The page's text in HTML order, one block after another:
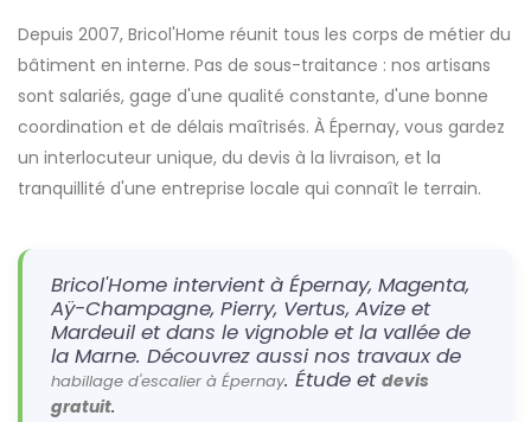
Depuis 2007, Bricol'Home réunit tous les corps de métier du
bâtiment en interne. Pas de sous-traitance : nos artisans
sont salariés, gage d'une qualité constante, d'une bonne
coordination et de délais maîtrisés. À Épernay, vous gardez
un interlocuteur unique, du devis à la livraison, et la
tranquillité d'une entreprise locale qui connaît le terrain.
Bricol'Home intervient à Épernay, Magenta,
Aÿ-Champagne, Pierry, Vertus, Avize et
Mardeuil et dans le vignoble et la vallée de
la Marne. Découvrez aussi nos travaux de
habillage d'escalier à Épernay. Étude et devis
gratuit.